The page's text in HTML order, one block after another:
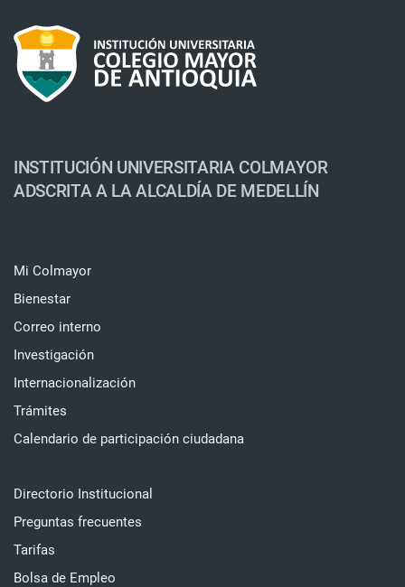
INSTITUCIÓN UNIVERSITARIA COLMAYOR
ADSCRITA A LA ALCALDÍA DE MEDELLÍN
Mi Colmayor
Bienestar
Correo interno
Investigación
Internacionalización
Trámites
Calendario de participación ciudadana
Directorio Institucional
Preguntas frecuentes
Tarifas
Bolsa de Empleo